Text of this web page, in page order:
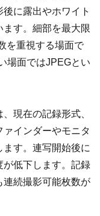
に露出やホワイト
す。細部を最大限
を重視する場面で
場面ではJPEGとい
現在の記録形式、
インダーやモニタ
す。連写開始後に
が低下します。記録
連続撮影可能枚数が